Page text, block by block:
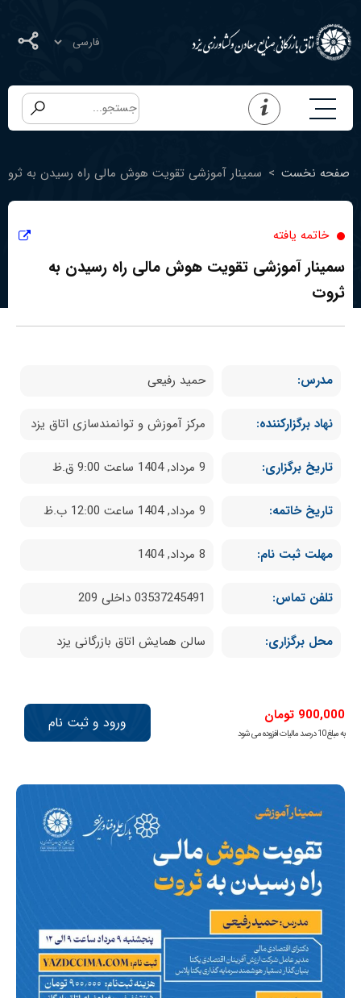
صفحه نخست > سمینار آموزشی تقویت هوش مالی راه رسیدن به
خاتمه یافته
سمینار آموزشی تقویت هوش مالی راه رسیدن به
ثروت
مدرس: حمید رفیعی
نهاد برگزارکننده: مرکز آموزش و توانمندسازی اتاق یزد
تاریخ برگزاری: 9 مرداد, 1404 ساعت 9:00 ق.ظ
تاریخ خاتمه: 9 مرداد, 1404 ساعت 12:00 ب.ظ
مهلت ثبت نام: 8 مرداد, 1404
تلفن تماس: 03537245491 داخلی 209
محل برگزاری: سالن همایش اتاق بازرگانی یزد
900,000 تومان
به مبلغ 10 درصد مالیات افزوده می شود
ورود و ثبت نام